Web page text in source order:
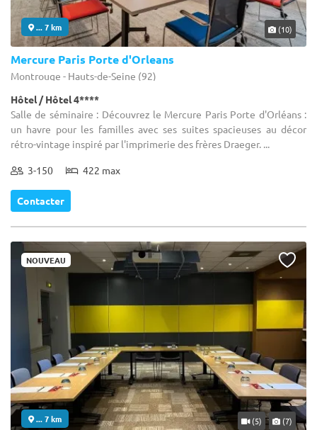
... 7 km (10)
Mercure Paris Porte d'Orleans
Montrouge - Hauts-de-Seine (92)
Hôtel / Hôtel 4****
Salle de séminaire : Découvrez le Mercure Paris Porte d'Orléans :
un havre pour les familles avec ses suites spacieuses au décor
rétro-vintage inspiré par l'imprimerie des frères Draeger. ...
3-150 422 max
Contacter
NOUVEAU
... 7 km (5) (7)